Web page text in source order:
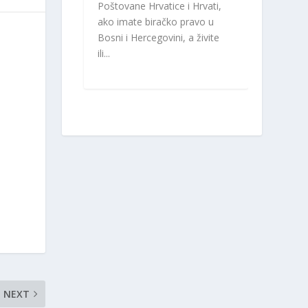
NEXT
Poštovane Hrvatice i Hrvati,
ako imate biračko pravo u
Bosni i Hercegovini, a živite
ili...